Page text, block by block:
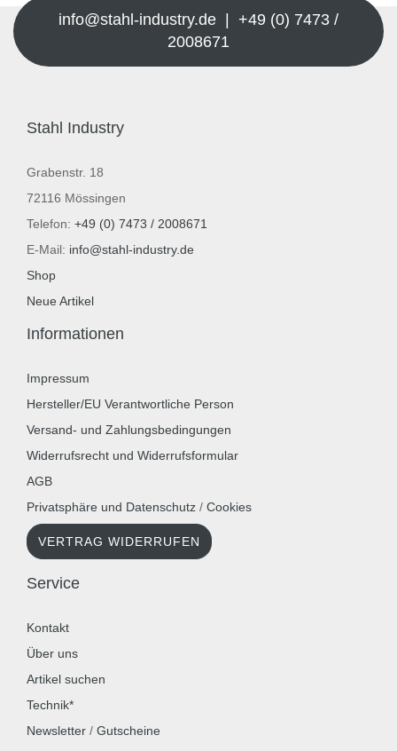
info@stahl-industry.de | +49 (0) 7473 /
2008671
Stahl Industry
Grabenstr. 18
72116 Mössingen
Telefon: +49 (0) 7473 / 2008671
E-Mail: info@stahl-industry.de
Shop
Neue Artikel
Informationen
Impressum
Hersteller/EU Verantwortliche Person
Versand- und Zahlungsbedingungen
Widerrufsrecht und Widerrufsformular
AGB
Privatsphäre und Datenschutz / Cookies
VERTRAG WIDERRUFEN
Service
Kontakt
Über uns
Artikel suchen
Technik*
Newsletter / Gutscheine